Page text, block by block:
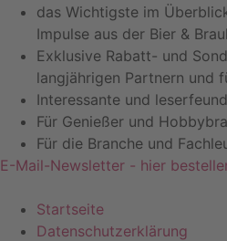
das Wichtigste im
Impulse aus der Bier &
Exklusive Rabatt- und
langjährigen Partnern und
Interessante und
Für Genießer und
Für die Branche und
E-Mail-Newsletter - hier
Startseite
Datenschutzerklärung